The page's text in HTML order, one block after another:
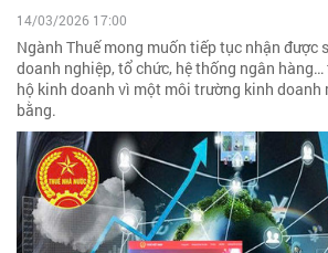
14/03/2026 17:00
Ngành Thuế mong muốn tiếp tục nhận được
doanh nghiệp, tổ chức, hệ thống ngân
hộ kinh doanh vì một môi trường kinh doanh
bằng.